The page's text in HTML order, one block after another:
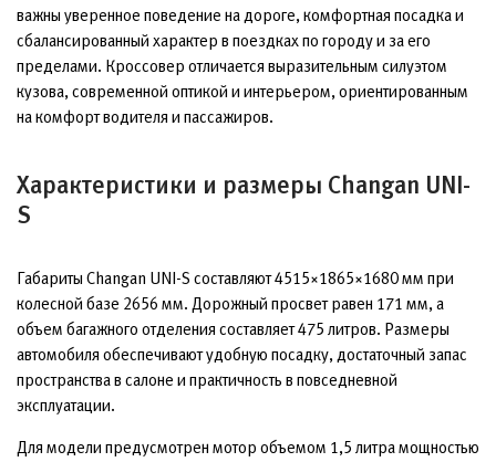
важны уверенное поведение на дороге, комфортная посадка и
сбалансированный характер в поездках по городу и за его
пределами. Кроссовер отличается выразительным силуэтом
кузова, современной оптикой и интерьером, ориентированным
на комфорт водителя и пассажиров.
Характеристики и размеры Changan UNI-
S
Габариты Changan UNI-S составляют 4515×1865×1680 мм при
колесной базе 2656 мм. Дорожный просвет равен 171 мм, а
объем багажного отделения составляет 475 литров. Размеры
автомобиля обеспечивают удобную посадку, достаточный запас
пространства в салоне и практичность в повседневной
эксплуатации.
Для модели предусмотрен мотор объемом 1,5 литра мощностью